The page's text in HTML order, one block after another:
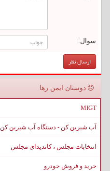
سوال:
دوستان ایمن رها
MIGT
آب شیرین کن - دستگاه آب شیرین کن
انتخابات مجلس ، کاندیدای مجلس
خرید و فروش خودرو